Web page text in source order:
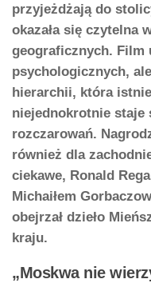
przyjeżdżają do
okazała się czytelna
geograficznych. Film
psychologicznych,
hierarchii, która
niejednokrotnie staje
rozczarowań.
również dla
ciekawe, Ronald
Michaiłem
obejrzał dzieło
kraju.
„Moskwa nie